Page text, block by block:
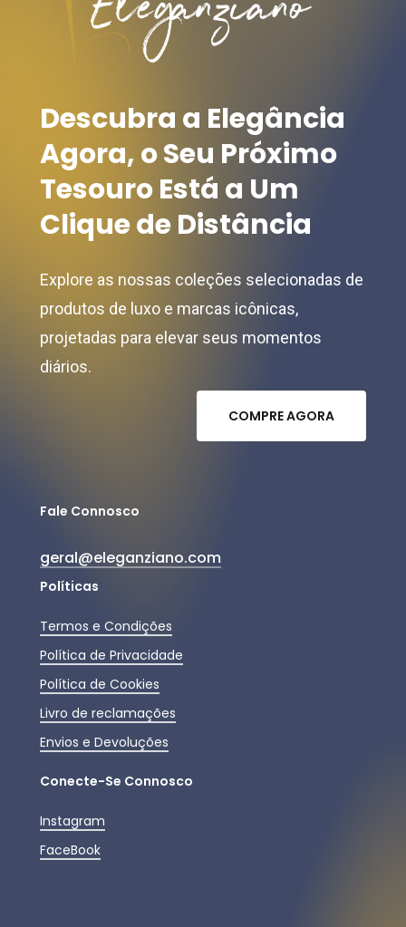
Descubra a Elegância
Agora,oSeu Próximo
TesouroEstá a Um
CliquedeDistância
Explore as nossas coleções selecionadas de
produtos de luxo e marcas icônicas,
projetadas para elevar seus momentos
diários.
COMPREAGORA
Fale Connosco
geral@eleganziano.com
Políticas
Termos e Condições
Política de Privacidade
Política de Cookies
Livro de reclamações
Envios e Devoluções
Conecte-Se Connosco
Instagram
FaceBook